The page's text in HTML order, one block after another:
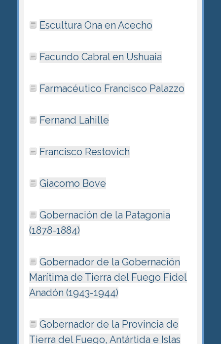
Escultura Ona en Acecho
Facundo Cabral en Ushuaia
Farmacéutico Francisco Palazzo
Fernand Lahille
Francisco Restovich
Giacomo Bove
Gobernación de la Patagonia
(1878-1884)
Gobernador de la Gobernación
Marítima de Tierra del Fuego Fidel
Anadón (1943-1944)
Gobernador de la Provincia de
Tierra del Fuego, Antártida e Islas